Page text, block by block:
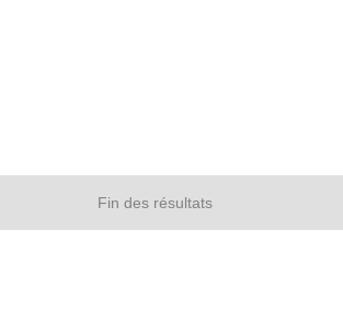
Fin des résultats